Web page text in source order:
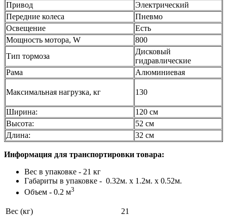
Привод
Электрический
Передние колеса
Пневмо
Освещение
Есть
Мощность мотора, W
800
Тип тормоза
Дисковый
гидравлические
Рама
Алюминиевая
Максимальная нагрузка, кг 130
Ширина:
120 см
Высота:
52 см
Длина:
32 см
Информация для транспортировки товара:
Вес в упаковке - 21 кг
Габариты в упаковке - 0.32м. x 1.2м. x 0.52м.
Объем - 0.2 м3
Вес (кг)
21